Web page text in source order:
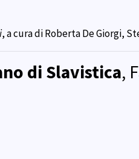
, a cura di Roberta De Giorgi,
di Slavistica,